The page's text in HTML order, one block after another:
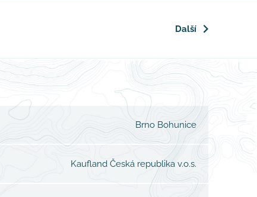
Další
Brno Bohunice
Kaufland Česká republika v.o.s.